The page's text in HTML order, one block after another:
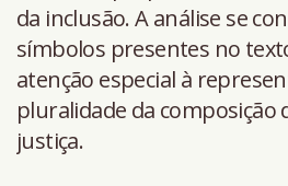
da inclusão. A análise se
símbolos presentes no
atenção especial à
pluralidade da composição
justiça.